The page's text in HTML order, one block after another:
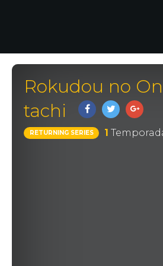
Rokudou no
tachi
RETURNING SERIES 1